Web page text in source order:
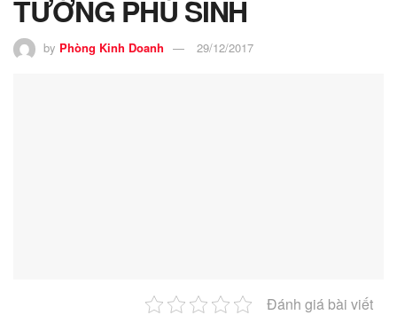
TƯỜNG PHÚ SINH
by Phòng Kinh Doanh 29/12/2017
Đánh giá bài viết